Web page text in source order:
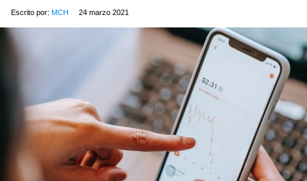
Escrito por: MCH 24 marzo 2021